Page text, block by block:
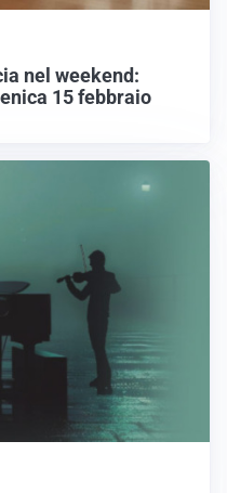
nel weekend:
15 febbraio